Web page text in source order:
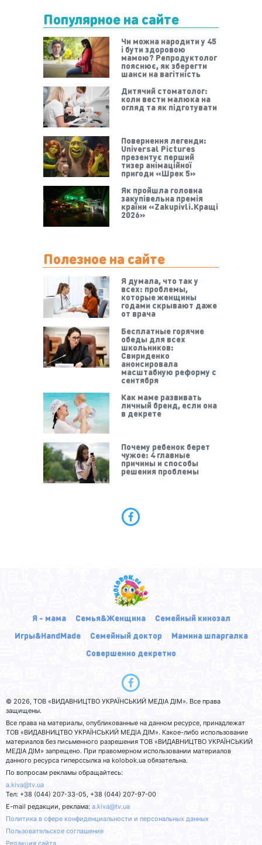
Популярное на сайте
Чи можна народити у 45
і бути здоровою
мамою? Репродуктолог
пояснює, як зберегти
шанси на вагітність
Дитячий стоматолог:
коли вести малюка на
огляд та як підготувати
Повернення легенди:
Universal Pictures
презентує перший
тизер анімаційної
пригоди «Шрек 5»
Як пройшла головна
закупівельна премія
країни «Zakupivli.Кращі
2026»
Полезное на сайте
Я думала, что так у
всех: проблемы,
которые женщины
годами скрывают даже
от врача
Бесплатные горячие
обеды для всех
школьников:
Свириденко
анонсировала
масштабную реформу с
сентября
Как маме развивать
личный бренд, если она
в декрете
Почему ребенок берет
чужое: 4 главные
причины и способы
решения проблемы
Я - мама Семья&Женщина
Семейный кинозал
Игры&HandMade
Семейный доктор
Мамина шпаргалка
Совершенно декретно
© 2026, ТОВ «ВИДАВНИЦТВО УКРАЇНСЬКИЙ МЕДІА ДІМ». Все права
защищены.
Все права на материалы, опубликованные на данном ресурсе, принадлежат
ТОВ «ВИДАВНИЦТВО УКРАЇНСЬКИЙ МЕДІА ДІМ». Какое-либо использование
материалов без письменного разрешения ТОВ «ВИДАВНИЦТВО УКРАЇНСЬКИЙ
МЕДІА ДІМ» запрещено. При правомерном использовании материалов
данного ресурса гиперссылка на kolobok.ua обязательна.
По вопросам рекламы обращайтесь:
a.kiva@tv.ua
Тел: +38 (044) 207-33-05, +38 (044) 207-97-00
E-mail редакции, реклама: a.kiva@tv.ua
Политика в сфере конфиденциальности и персональных данных
Пользовательское соглашение
Редакция сайта